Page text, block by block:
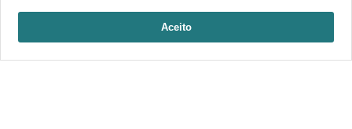
2020 Copyright - BR House Inteligência Imobiliária LTDA -
16.630.405/0001-43 - CRECI 19701 - Todos os direitos reservados
Aceito